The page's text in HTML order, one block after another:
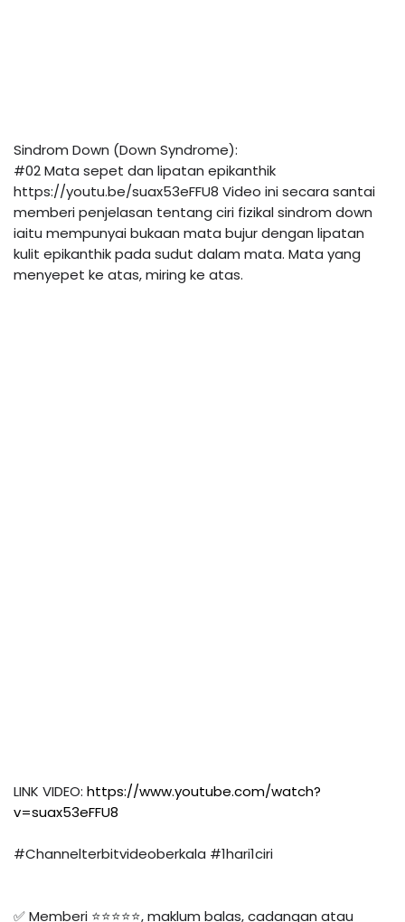
Sindrom Down (Down Syndrome):
https://youtu.be/suax53eFFU8 Video ini secara santai
memberi penjelasan tentang ciri fizikal sindrom down
iaitu mempunyai bukaan mata bujur dengan lipatan
kulit epikanthik pada sudut dalam mata. Mata yang
menyepet ke atas, miring ke atas.
LINK VIDEO: https://www.youtube.com/watch?
v=suax53eFFU8
#Channelterbitvideoberkala​ #1hari1ciri
✅ Memberi ⭐⭐⭐⭐⭐, maklum balas, cadangan atau